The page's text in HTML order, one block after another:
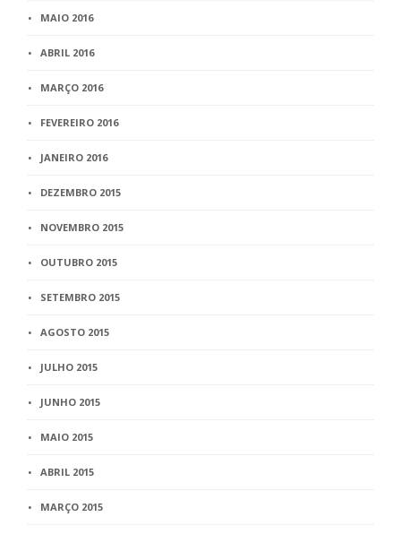
MAIO 2016
ABRIL 2016
MARÇO 2016
FEVEREIRO 2016
JANEIRO 2016
DEZEMBRO 2015
NOVEMBRO 2015
OUTUBRO 2015
SETEMBRO 2015
AGOSTO 2015
JULHO 2015
JUNHO 2015
MAIO 2015
ABRIL 2015
MARÇO 2015